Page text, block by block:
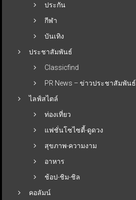
ประกัน
กีฬา
บันเทิง
ประชาสัมพันธ์
Classicfind
PR News – ข่าวประชาสัมพันธ์
ไลฟ์สไตล์
ท่องเที่ยว
แฟชั่นโซไซตี้-ดูดวง
สุขภาพ-ความงาม
อาหาร
ช้อป-ชิม-ชิล
คอลัมน์